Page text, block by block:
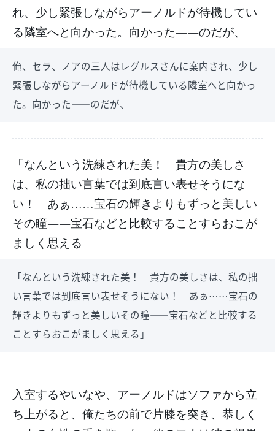
れ、少し緊張しながらアーノルドが待機してい
る隣室へと向かった。向かった――のだが、
俺、セラ、ノアの三人はレグルスさんに案内され、少し
緊張しながらアーノルドが待機している隣室へと向かっ
た。向かった――のだが、
「なんという洗練された美！ 貴方の美しさ
は、私の拙い言葉では到底言い表せそうにな
い！ あぁ……宝石の輝きよりもずっと美しい
その瞳――宝石などと比較することすらおこが
ましく思える」
「なんという洗練された美！ 貴方の美しさは、私の拙
い言葉では到底言い表せそうにない！ あぁ……宝石の
輝きよりもずっと美しいその瞳――宝石などと比較する
ことすらおこがましく思える」
入室するやいなや、アーノルドはソファから立
ち上がると、俺たちの前で片膝を突き、恭しく